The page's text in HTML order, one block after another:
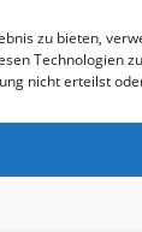
zu bieten,
Technologien
nicht erteilst